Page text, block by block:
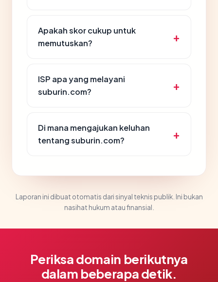
Apakah skor cukup untuk
memutuskan?
ISP apa yang melayani
suburin.com?
Di mana mengajukan keluhan
tentang suburin.com?
Laporan ini dibuat otomatis dari sinyal teknis publik. Ini bukan
nasihat hukum atau finansial.
Periksa domain berikutnya
dalam beberapa detik.